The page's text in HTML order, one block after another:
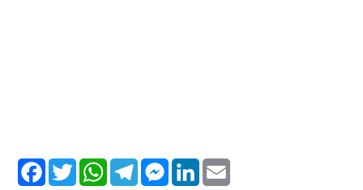
F
a
T
w
W
T
M
L